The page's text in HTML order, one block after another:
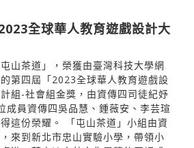
全球華人教育遊戲設計大
山茶道」，榮獲由臺灣科技大學網
第四屆「2023全球華人教育遊戲設
組-社會組金獎，由資傳四司徒紀妤
成員資傳四吳品慧、鍾薇安、李芸瑄
這份榮耀。 「屯山茶道」小組由資
來到新北市忠山實驗小學，帶領小